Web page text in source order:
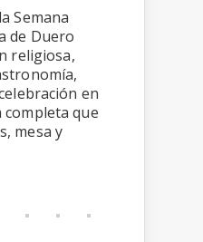
Semana
de Duero
religiosa,
en
completa que
mesa y